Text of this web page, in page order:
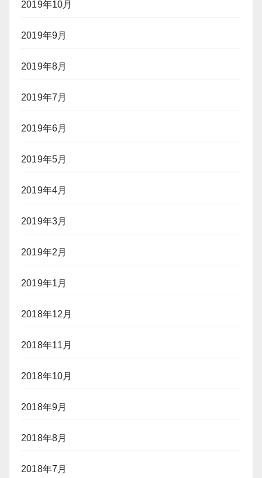
2019年10月
2019年9月
2019年8月
2019年7月
2019年6月
2019年5月
2019年4月
2019年3月
2019年2月
2019年1月
2018年12月
2018年11月
2018年10月
2018年9月
2018年8月
2018年7月